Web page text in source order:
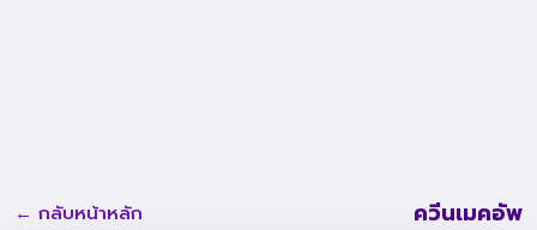
← กลับหน้าหลัก ควีนเมคอัพ